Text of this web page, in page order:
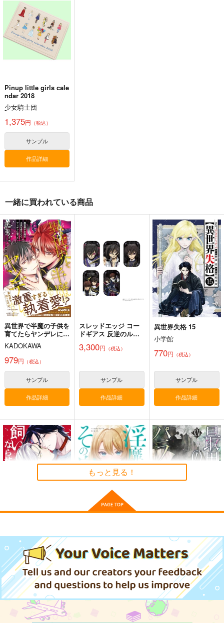
幽閉サテライト
2,200 円 （税込）
東方Project
サンプル
東方剛欲異聞～水没し
た沈愁地獄
黄昏フロンティア
2,200円（税込）
東方Project
サンプル
カート
東方紅魔郷～
the Embodiment of
1,100円（税込）
東方Project
サンプル
カート
Silver Forest
1,430 円（税込）
東方Project
十六夜 咲夜
サンプル
カート
必然のカタストロフィ
／Magical-マジカル-
少女フラクタル
2,750 円 （税込）
Pinup little girls cale
ndar 2018
少女騎士団
1,375円 （税込）
サンプル
作品詳細
一緒に買われている商品
異世界で半魔の子供を
育てたらヤンデレに育
った 1
KADOKAWA
979円 （税込）
サンプル
作品詳細
スレッドエッジ コー
ドギアス 反逆のルル
クチャーズ スクエア
3,300円 （税込）
サンプル
作品詳細
異世界失格 15
小学館
770円 （税込）
サンプル
作品詳細
海王社
897円（税込）
サンプル
作品詳細
で 9
KADOKAWA
サンプル
ン 15
オーバーラップ
770 （税込）
サンプル
もっと見る！